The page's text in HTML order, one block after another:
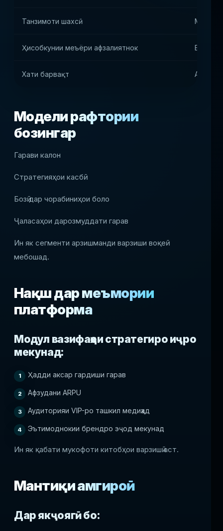
Танзимоти шахсӣ Модели
Ҳисобкунии меъёри афзалиятнок Боварӣ
Хати барвақт Арзиши
Модели рафтории
бозингар
Гарави калон
Стратегияҳои касбӣ
Бозӣ дар чорабиниҳои боло
Ҷаласаҳои дарозмуддати гарав
Ин як сегменти арзишманди варзиши воқеӣ
мебошад.
Нақш дар меъмории
платформа
Модул вазифаҳои стратегиро иҷро
мекунад:
Ҳадди аксар гардиши гарав
Афзудани ARPU
Аудиторияи VIP-ро ташкил медиҳад
Эътимоднокии брендро эҷод мекунад
Ин як қабати мукофоти китобҳои варзишӣ аст.
Мантиқи ҳамгироӣ
Дар якҷоягӣ бо: